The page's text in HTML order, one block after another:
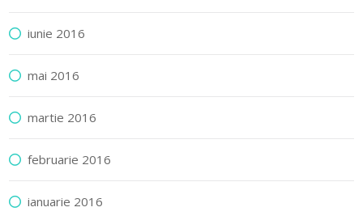
iunie 2016
mai 2016
martie 2016
februarie 2016
ianuarie 2016